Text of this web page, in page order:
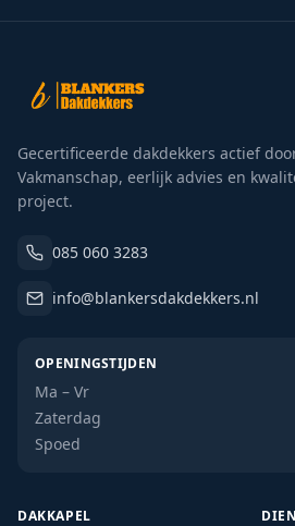
Gecertificeerde dakdekkers actief
Vakmanschap, eerlijk advies en
project.
085 060 3283
info@blankersdakdekkers.nl
OPENINGSTIJDEN
Ma – Vr
Zaterdag
Spoed
DAKKAPEL